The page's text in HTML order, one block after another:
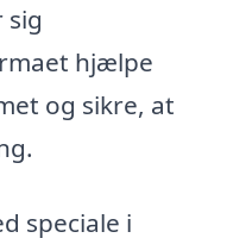
hjælpe
og sikre, at
speciale i